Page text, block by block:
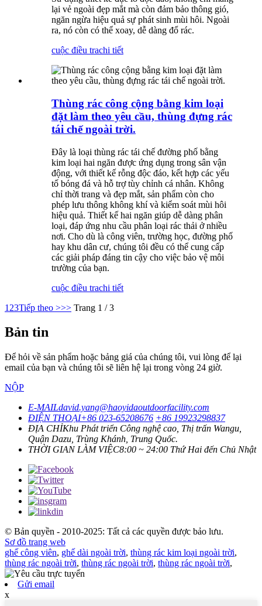
lại vẻ ngoài đẹp mắt mà còn đảm bảo thông gió,
ngăn ngừa hiệu quả sự phát sinh mùi hôi. Ngoài
ra, nó còn có thể xoay, dễ dàng đổ rác.
cuộc điều trachi tiết
Thùng rác công cộng bằng kim loại
đặt làm theo yêu cầu, thùng đựng rác
tái chế ngoài trời.
Đây là loại thùng rác tái chế đường phố bằng
kim loại hai ngăn được ứng dụng trong sân vận
động, với thiết kế rỗng độc đáo, kết hợp các yếu
tố bóng đá và hỗ trợ tùy chỉnh cá nhân. Không
chỉ thời trang và đẹp mắt, sản phẩm còn cho
phép lưu thông không khí và kiểm soát mùi hôi
hiệu quả. Thiết kế hai ngăn giúp dễ dàng phân
loại, đáp ứng nhu cầu phân loại rác thải ở nhiều
nơi. Cho dù là công viên, trường học, đường phố
hay khu dân cư, chúng tôi đều có thể cung cấp
các giải pháp đáng tin cậy cho việc bảo vệ môi
trường của bạn.
cuộc điều trachi tiết
1 23Tiếp theo >>> Trang 1 / 3
Bản tin
Để hỏi về sản phẩm hoặc bảng giá của chúng tôi, vui lòng để lại
email của bạn và chúng tôi sẽ liên hệ lại trong vòng 24 giờ.
NỘP
E-MAILdavid.yang@haoyidaoutdoorfacility.com
ĐIỆN THOẠI+86 023-65208676 +86 19923298837
ĐỊA CHỈKhu Phát triển Công nghệ cao, Thị trấn Wangu,
Quận Dazu, Trùng Khánh, Trung Quốc.
THỜI GIAN LÀM VIỆC8:00 ~ 24:00 Thứ Hai đến Chủ Nhật
© Bản quyền - 2010-2025: Tất cả các quyền được bảo lưu.
Sơ đồ trang web
ghế công viên, ghế dài ngoài trời, thùng rác kim loại ngoài trời,
thùng rác ngoài trời, thùng rác ngoài trời, thùng rác ngoài trời,
Gửi email
x